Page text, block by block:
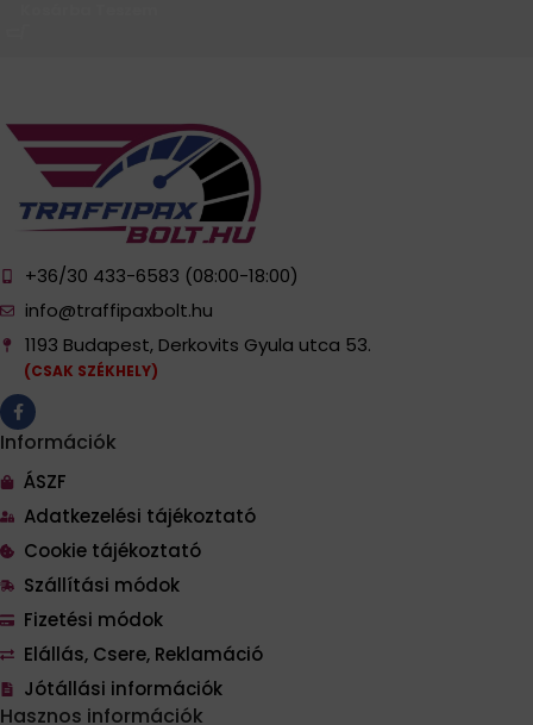
+36/30 433-6583 (08:00-18:00)
info@traffipaxbolt.hu
1193 Budapest, Derkovits Gyula utca 53.
(CSAK SZÉKHELY)
Információk
ÁSZF
Adatkezelési tájékoztató
Cookie tájékoztató
Szállítási módok
Fizetési módok
Elállás, Csere, Reklamáció
Jótállási információk
Hasznos információk